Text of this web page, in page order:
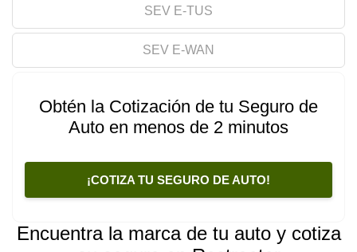
SEV E-TUS
SEV E-WAN
Obtén la Cotización de tu Seguro de
Auto en menos de 2 minutos
¡COTIZA TU SEGURO DE AUTO!
Encuentra la marca de tu auto y cotiza